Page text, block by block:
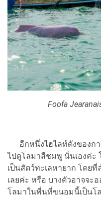
Foofa
อีกหนึ่งไฮไลท์ดังของกา
ไปดูโลมาสีชมพู นั่นเองค่ะ
เป็นสัตว์ทะเลหายาก โดย
เลยค่ะ หรือ บางตัวอาจจะ
โลมาในพื่นที่ขนอมนี้เป็นโ